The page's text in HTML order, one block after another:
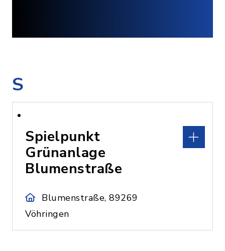
S
Spielpunkt
Grünanlage
Blumenstraße
Blumenstraße, 89269
Vöhringen